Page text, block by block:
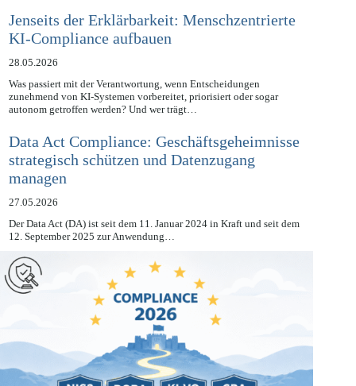
Jenseits der Erklärbarkeit: Menschzentrierte
KI-Compliance aufbauen
28.05.2026
Was passiert mit der Verantwortung, wenn Entscheidungen
zunehmend von KI-Systemen vorbereitet, priorisiert oder sogar
Data Act Compliance: Geschäftsgeheimnisse
strategisch schützen und Datenzugang
managen
27.05.2026
Der Data Act (DA) ist seit dem 11. Januar 2024 in Kraft und seit dem
12. September 2025 zur Anwendung…